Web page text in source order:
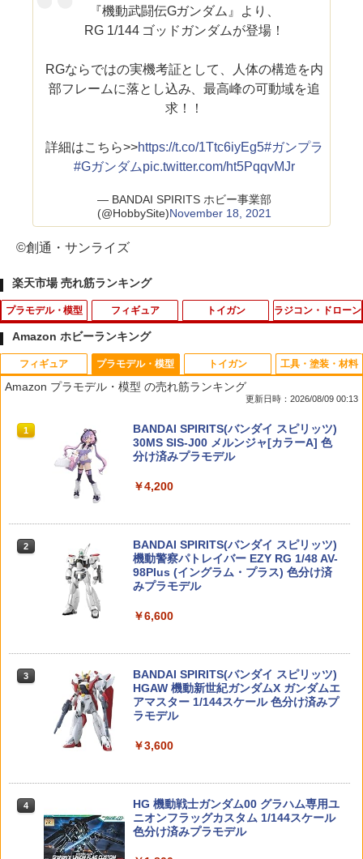
『機動武闘伝Gガンダム』より、
RG 1/144 ゴッドガンダムが登場！
RGならではの実機考証として、人体の構造を内
部フレームに落とし込み、最高峰の可動域を追
求！！
詳細はこちら>>https://t.co/1Ttc6iyEg5#ガンプラ
#Gガンダムpic.twitter.com/ht5PqqvMJr
— BANDAI SPIRITS ホビー事業部
(@HobbySite)November 18, 2021
©創通・サンライズ
楽天市場 売れ筋ランキング
プラモデル・模型
1
バンダイ ビルダーズパーツHD 26 MSパ
イプ01
ブースター ポケモンプラモコレクション
02 ミュウ (プラモデル)
ゴジラを倒せ！！ BANNDAI プラモデル
ジラ GODZILLA プラモデル }{ おもちゃ
06]
￥198
フィギュア
1
るかっぷ 進撃の巨人 調査兵団マント[メ
ガハウス]《08月予約》
【送料無料!】 トイ・ストーリー おしゃ
は遊びたい!Ω」 BiCute Bunnies Figur
￥3,500
ロゴ） 「よつばと!」 PVC塗装済み完成
￥3,554
トイガン
1
C−Tec デトネーター タナカ M9 M92F
（ダミーカート専用） メール便 対応商
品 ポスト投函 ネコポス ゆうパケット
￥1,025
T8 SP SYSTEM CGS ナイロンフラット
￥1,742
フラットトリガー T2 Black (東京マルイ
【2個セット】東京マルイ対応 電動ガン
0mAh【使用時間23%アップ】 [ランキン
ラジコン・ドローン
1
タカラトミー アニアのたまご 昆虫コレ
クション ／3歳〜 幼児用おもちゃ
53974 【TAMIYA/タミヤ】 RCオプショ
￥693
ンパーツ OP.975 TRF501X セッティン
野球バット 硬式 実打可能 金属 練習用バ
ッティング 高校野球 ギフト 8cm 76cm
Amazon ホビーランキング
フィギュア
1
TAMASHII NATIONS S.H.フィギュアー
ツ（真骨彫製法） 仮面ライダーBLACK
RX 約150mm PVC&ABS&布製 塗装済み
タカラトミー(TAKARA TOMY) T-SPAR
K トランスフォーマー ニューレジェンズ
NL-07 サウンドウェーブ 可動フィギュア
￥4,440
3
TAMASHII NATIONS S.H.フィギュアー
ツ ONE PIECE シャンクス -マリンフォ
ード頂上決戦- 約165mm PVC&ABS&布
製 塗装済み可動フィギュア
￥8,918
4
52TOYS BLINDBOX ディズニー プリン
セス On the Run シリーズ ブラインドボ
ックス フィギュア ガチャガチャ コレク
プラモデル・模型
Amazon プラモデル・模型 の売れ筋ランキング
更新日時：2026/08/09 00:13
1
BANDAI SPIRITS(バンダイ スピリッツ)
30MS SIS-J00 メルンジャ[カラーA] 色
分け済みプラモデル
￥4,200
2
BANDAI SPIRITS(バンダイ スピリッツ)
機動警察パトレイバー EZY RG 1/48 AV-
98Plus (イングラム・プラス) 色分け済
みプラモデル
￥6,600
3
BANDAI SPIRITS(バンダイ スピリッツ)
HGAW 機動新世紀ガンダムX ガンダムエ
アマスター 1/144スケール 色分け済みプ
ラモデル
￥3,600
4
HG 機動戦士ガンダム00 グラハム専用ユ
ニオンフラッグカスタム 1/144スケール
色分け済みプラモデル
トイガン 工具・塗装・材料